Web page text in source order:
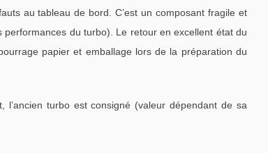
au tableau de bord. C’est un composant fragile et
du turbo). Le retour en excellent état du
papier et emballage lors de la préparation du
turbo est consigné (valeur dépendant de sa